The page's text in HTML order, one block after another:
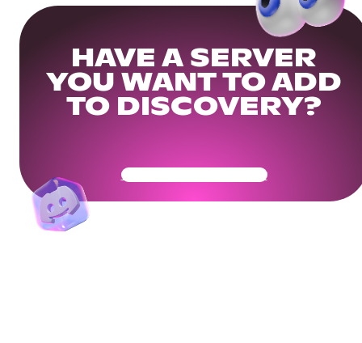
HAVE A SERVER
YOU WANT TO ADD
TO DISCOVERY?
Get Your Community Ready